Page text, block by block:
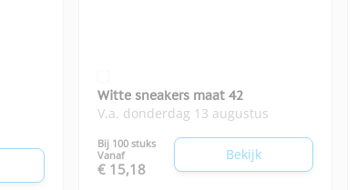
Witte sneakers maat 42
V.a. donderdag 13 augustus
Bij 100 stuks
Vanaf
€ 15,18
Bekijk